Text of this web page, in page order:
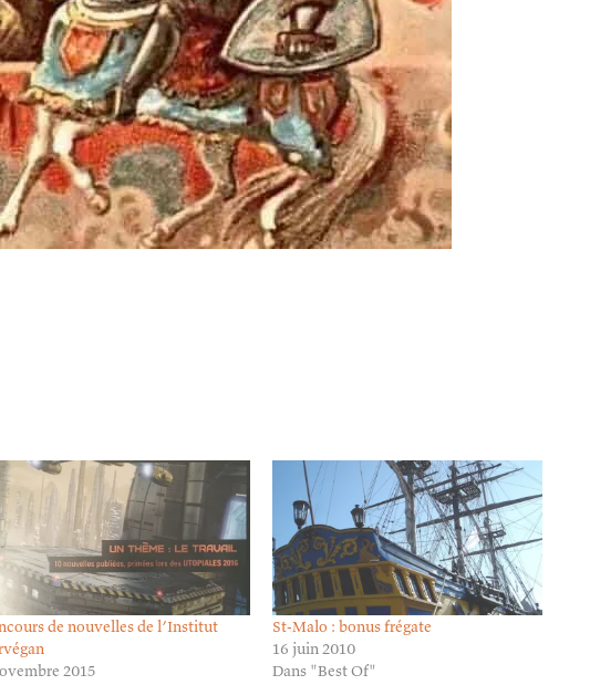
in/dateposted/
de nouvelles de l’Institut
2015
St-Malo : bonus frégate
16 juin 2010
Dans "Best Of"